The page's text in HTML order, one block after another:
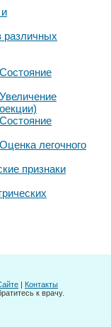
различных
легочного
признаки
| Контакты
к врачу.